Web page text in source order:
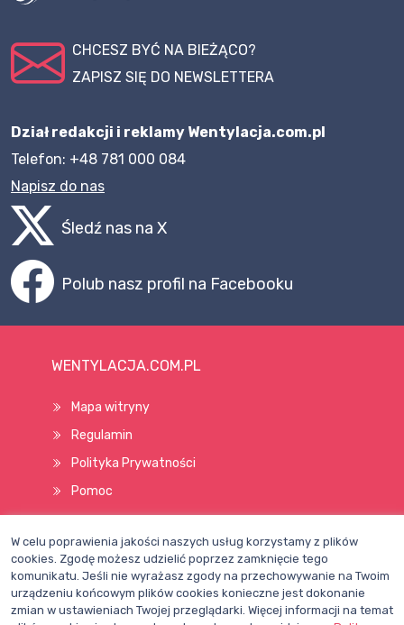
CHCESZ BYĆ NA BIEŻĄCO?
ZAPISZ SIĘ DO NEWSLETTERA
Dział redakcji i reklamy Wentylacja.com.pl
Telefon: +48 781 000 084
Napisz do nas
Śledź nas na X
Polub nasz profil na Facebooku
WENTYLACJA.COM.PL
Mapa witryny
Regulamin
Polityka Prywatności
Pomoc
Wszelkie prawa zastrzeżone © 1998–2026
W celu poprawienia jakości naszych usług korzystamy z plików
cookies. Zgodę możesz udzielić poprzez zamknięcie tego
komunikatu. Jeśli nie wyrażasz zgody na przechowywanie na Twoim
urządzeniu końcowym plików cookies konieczne jest dokonanie
zmian w ustawieniach Twojej przeglądarki. Więcej informacji na temat